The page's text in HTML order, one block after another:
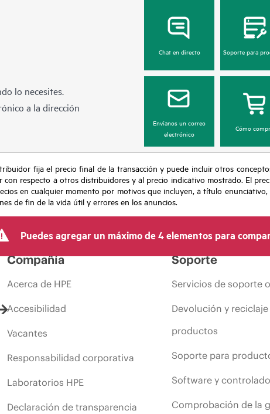
lo necesites.
a la dirección
Chat en directo Soporte para
Envíanos un correo
electrónico
Cómo
fija el precio final de la transacción y puede incluir otros
respecto a otros distribuidores y al precio indicativo mostrado. El
en cualquier momento por motivos que incluyen, a título
de fin de la vida útil y errores en los anuncios.
Puedes agregar un máximo de 4 elementos para
Compañía
Acerca de HPE
Accesibilidad
Vacantes
Responsabilidad corporativa
Laboratorios HPE
Declaración de transparencia
Soporte
Servicios de soporte
Devolución y
productos
Soporte para
Software y
Comprobación de la